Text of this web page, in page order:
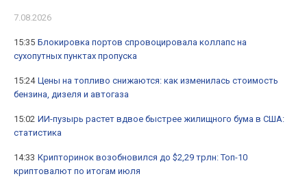
7.08.2026
15:35 Блокировка портов спровоцировала коллапс на
сухопутных пунктах пропуска
15:24 Цены на топливо снижаются: как изменилась стоимость
бензина, дизеля и автогаза
15:02 ИИ-пузырь растет вдвое быстрее жилищного бума в США:
статистика
14:33 Крипторинок возобновился до $2,29 трлн: Топ-10
криптовалют по итогам июля